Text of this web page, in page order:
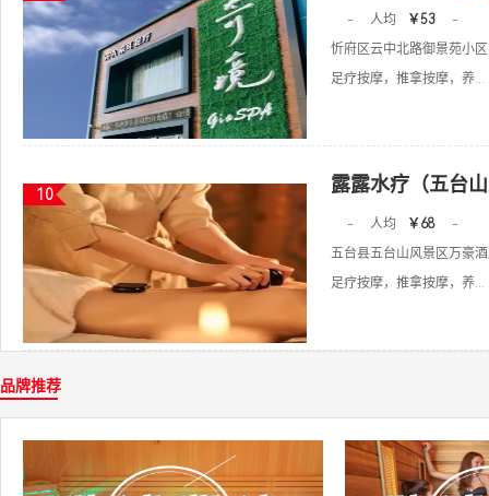
- 人均 ￥53
-
忻府区云中北路御景苑小
足疗按摩，推拿按摩，养...
10 露露水疗（五台
- 人均 ￥68
-
五台县五台山风景区万豪
足疗按摩，推拿按摩，养...
品牌推荐